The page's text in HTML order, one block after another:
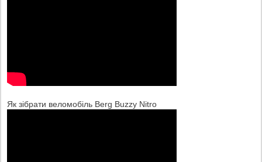
Як зібрати веломобіль Berg Buzzy Nitro